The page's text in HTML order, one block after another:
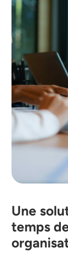
Une
temps